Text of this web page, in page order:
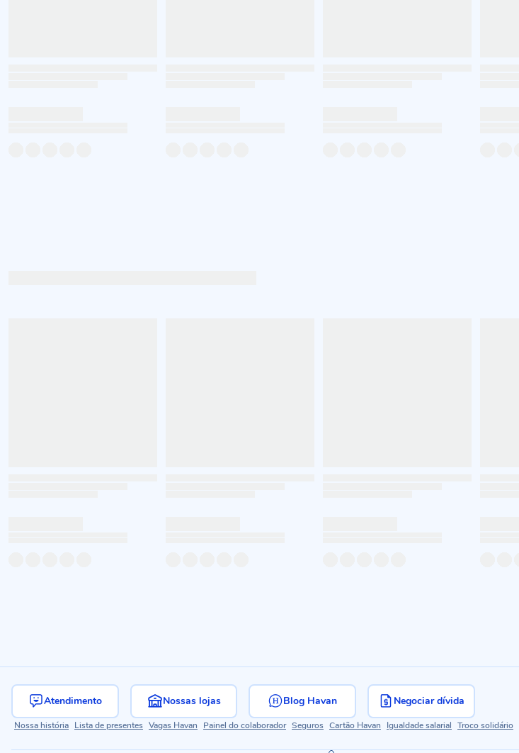
Atendimento Nossas lojas Blog Havan Negociar dívida
Nossa história Lista de presentes Vagas Havan Painel do colaborador Seguros Cartão Havan Igualdade salarial Troco solidário